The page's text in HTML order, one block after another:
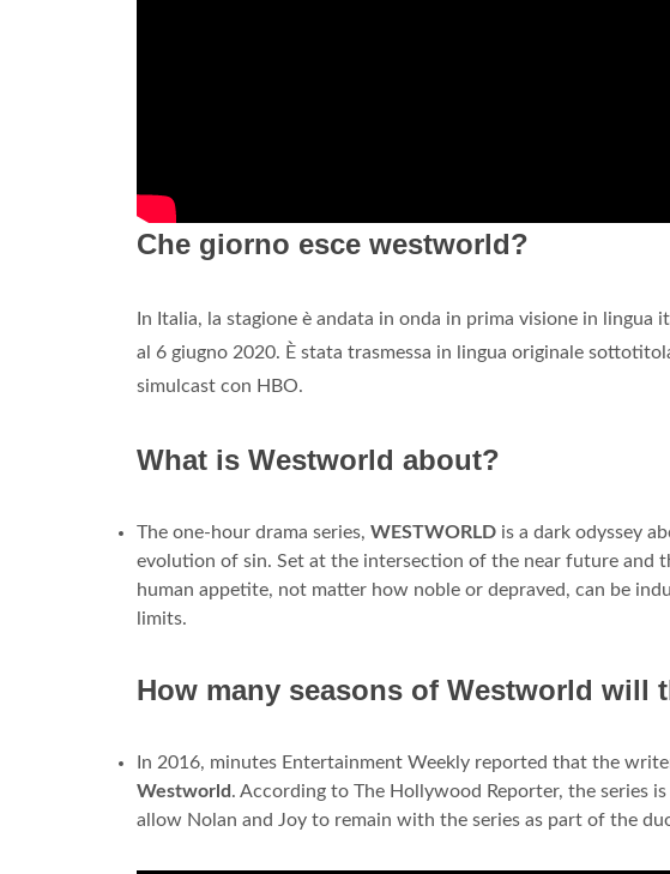
Che giorno esce westworld?
In Italia, la stagione è andata in onda in prima visione in
al 6 giugno 2020. È stata trasmessa in lingua originale
simulcast con HBO.
What is Westworld about?
The one-hour drama series, WESTWORLD is a dark odyssey
evolution of sin. Set at the intersection of the near future and
human appetite, not matter how noble or depraved, can be
limits.
How many seasons of Westworld will
In 2016, minutes Entertainment Weekly reported that the
Westworld . According to The Hollywood Reporter, the series
allow Nolan and Joy to remain with the series as part of the